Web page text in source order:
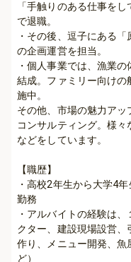
「手触りのある仕事を
で退職。
・その後、逗子にある
の企画運営を担当。
・個人事業では、漁業
結成。ファミリー向け
施中。
その他、市場の魅力ア
コンサルティング。様
などをしています。
【職歴】
・高校2年生から大学4
勤務
・アルバイトの経験は
クター、建設現場設営
作り、メニュー開発、魚
ど）